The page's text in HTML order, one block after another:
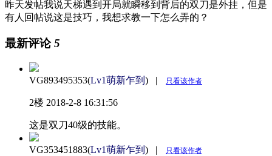
昨天发帖我说天梯遇到开局就瞬移到背后的双刀是外挂，但是
有人回帖说这是技巧，我想求教一下怎么弄的？
最新评论5
VG893495353(Lv1萌新乍到 ) | 只看该作者
2楼 2018-2-8 16:31:56
这是双刀40级的技能。
VG353451883(Lv1萌新乍到 ) | 只看该作者